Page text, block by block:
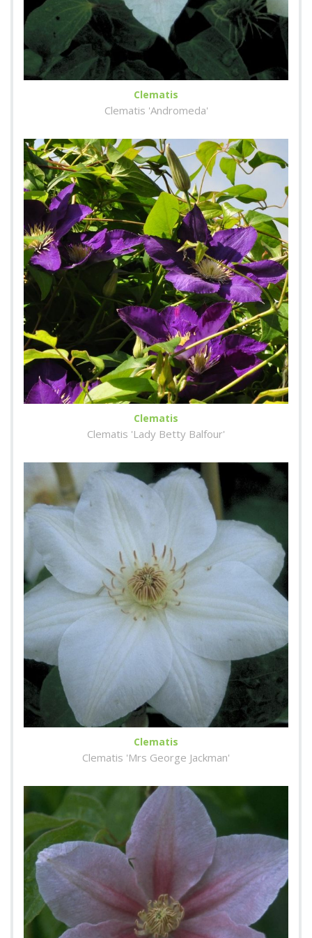
Clematis
Clematis 'Andromeda'
Clematis
Clematis 'Lady Betty Balfour'
Clematis
Clematis 'Mrs George Jackman'